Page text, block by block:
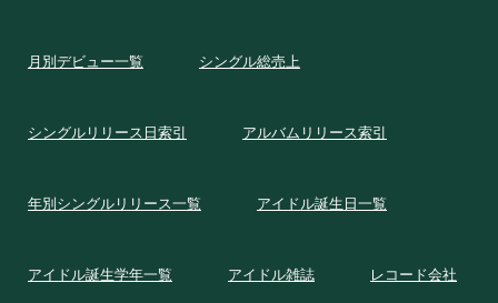
月別デビュー一覧 シングル総売上
シングルリリース日索引 アルバムリリース索引
年別シングルリリース一覧 アイドル誕生日一覧
アイドル誕生学年一覧 アイドル雑誌 レコード会社